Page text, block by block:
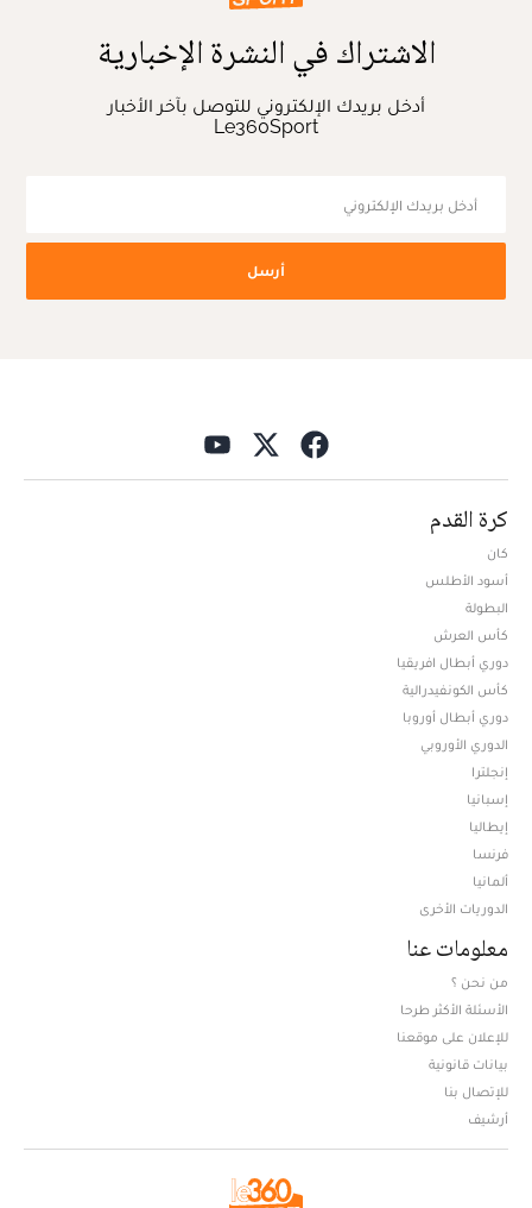
الاشتراك في النشرة الإخبارية
أدخل بريدك الإلكتروني للتوصل بآخر الأخبار
Le360Sport
أرسل
كرة القدم
كان
أسود الأطلس
البطولة
كأس العرش
دوري أبطال افريقيا
كأس الكونفيدرالية
دوري أبطال أوروبا
الدوري الأوروبي
إنجلترا
إسبانيا
إيطاليا
فرنسا
ألمانيا
الدوريات الأخرى
معلومات عنا
من نحن ؟
الأسئلة الأكثر طرحا
للإعلان على موقعنا
بيانات قانونية
للإتصال بنا
أرشيف